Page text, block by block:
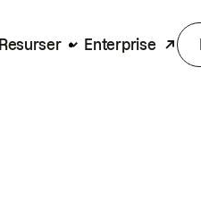
Resurser Enterprise